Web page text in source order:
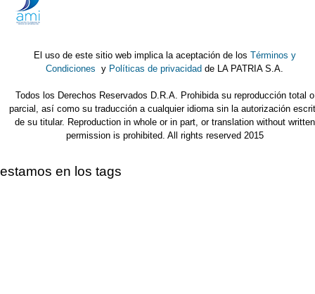
El uso de este sitio web implica la aceptación de los Términos y
Condiciones y Políticas de privacidad de LA PATRIA S.A.
Todos los Derechos Reservados D.R.A. Prohibida su reproducción total o
parcial, así como su traducción a cualquier idioma sin la autorización
de su titular. Reproduction in whole or in part, or translation without written
permission is prohibited. All rights reserved 2015
estamos en los tags